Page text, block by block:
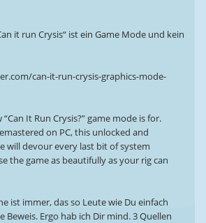
it run Crysis“ ist ein Game Mode und kein
can-it-run-crysis-graphics-mode-
“Can It Run Crysis?” game mode is for.
on PC, this unlocked and
will devour every last bit of system
the game as beautifully as your rig can
ist immer, das so Leute wie Du einfach
Beweis. Ergo hab ich Dir mind. 3 Quellen